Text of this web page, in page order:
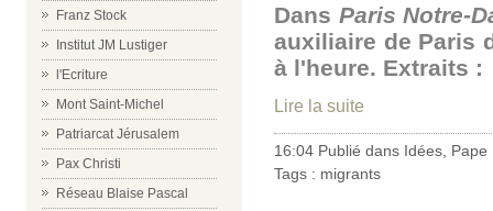
Franz Stock
Institut JM Lustiger
l'Ecriture
Mont Saint-Michel
Patriarcat Jérusalem
Pax Christi
Réseau Blaise Pascal
Dans Paris Notre-
auxiliaire de Paris
à l'heure. Extraits :
Lire la suite
16:04 Publié dans Idées Pape
Tags : migrants